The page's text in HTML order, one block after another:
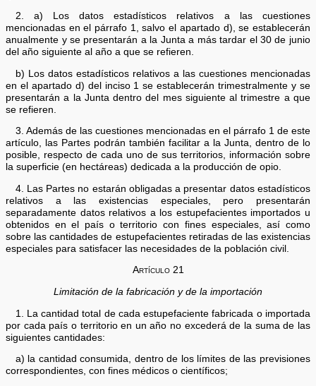
2. a) Los datos estadísticos relativos a las cuestiones
mencionadas en el párrafo 1, salvo el apartado d), se establecerán
anualmente y se presentarán a la Junta a más tardar el 30 de junio
del año siguiente al año a que se refieren.
b) Los datos estadísticos relativos a las cuestiones mencionadas
en el apartado d) del inciso 1 se establecerán trimestralmente y se
presentarán a la Junta dentro del mes siguiente al trimestre a que
se refieren.
3. Además de las cuestiones mencionadas en el párrafo 1 de este
artículo, las Partes podrán también facilitar a la Junta, dentro de lo
posible, respecto de cada uno de sus territorios, información sobre
la superficie (en hectáreas) dedicada a la producción de opio.
4. Las Partes no estarán obligadas a presentar datos estadísticos
relativos a las existencias especiales, pero presentarán
separadamente datos relativos a los estupefacientes importados u
obtenidos en el país o territorio con fines especiales, así como
sobre las cantidades de estupefacientes retiradas de las existencias
especiales para satisfacer las necesidades de la población civil.
Artículo 21
Limitación de la fabricación y de la importación
1. La cantidad total de cada estupefaciente fabricada o importada
por cada país o territorio en un año no excederá de la suma de las
siguientes cantidades:
a) la cantidad consumida, dentro de los límites de las previsiones
correspondientes, con fines médicos o científicos;